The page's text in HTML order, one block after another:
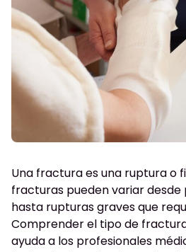
Una fractura es una ruptura o
fracturas pueden variar desde
hasta rupturas graves que
Comprender el tipo de
ayuda a los profesionales